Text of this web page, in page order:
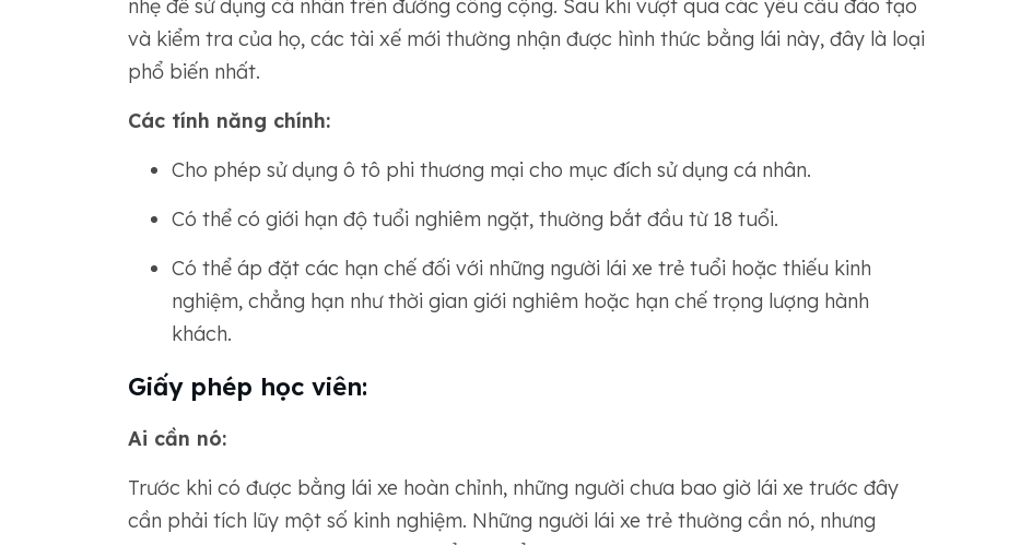
nhẹ để sử dụng cá nhân trên đường công cộng. Sau khi vượt qua các yêu cầu đào tạo
và kiểm tra của họ, các tài xế mới thường nhận được hình thức bằng lái này, đây là loại
phổ biến nhất.
Các tính năng chính:
Cho phép sử dụng ô tô phi thương mại cho mục đích sử dụng cá nhân.
Có thể có giới hạn độ tuổi nghiêm ngặt, thường bắt đầu từ 18 tuổi.
Có thể áp đặt các hạn chế đối với những người lái xe trẻ tuổi hoặc thiếu kinh
nghiệm, chẳng hạn như thời gian giới nghiêm hoặc hạn chế trọng lượng hành
khách.
Giấy phép học viên:
Ai cần nó:
Trước khi có được bằng lái xe hoàn chỉnh, những người chưa bao giờ lái xe trước đây
cần phải tích lũy một số kinh nghiệm. Những người lái xe trẻ thường cần nó, nhưng